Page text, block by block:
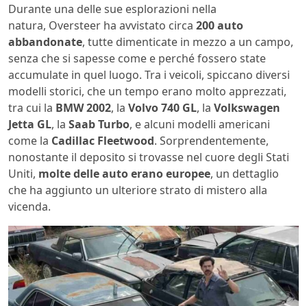
Durante una delle sue esplorazioni nella
natura, Oversteer ha avvistato circa 200 auto
abbandonate, tutte dimenticate in mezzo a un campo,
senza che si sapesse come e perché fossero state
accumulate in quel luogo. Tra i veicoli, spiccano diversi
modelli storici, che un tempo erano molto apprezzati,
tra cui la BMW 2002, la Volvo 740 GL, la Volkswagen
Jetta GL, la Saab Turbo, e alcuni modelli americani
come la Cadillac Fleetwood. Sorprendentemente,
nonostante il deposito si trovasse nel cuore degli Stati
Uniti, molte delle auto erano europee, un dettaglio
che ha aggiunto un ulteriore strato di mistero alla
vicenda.